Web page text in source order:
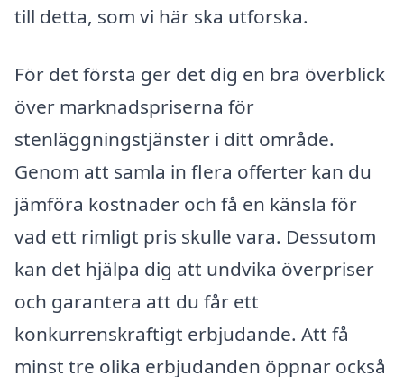
till detta, som vi här ska utforska.
För det första ger det dig en bra överblick
över marknadspriserna för
stenläggningstjänster i ditt område.
Genom att samla in flera offerter kan du
jämföra kostnader och få en känsla för
vad ett rimligt pris skulle vara. Dessutom
kan det hjälpa dig att undvika överpriser
och garantera att du får ett
konkurrenskraftigt erbjudande. Att få
minst tre olika erbjudanden öppnar också